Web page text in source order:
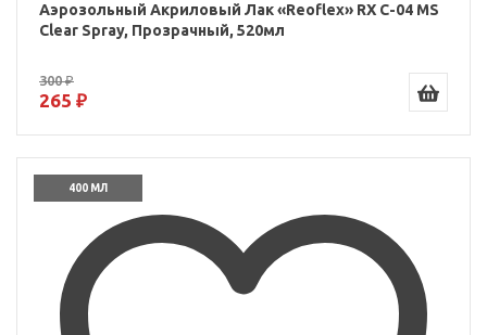
Аэрозольный Акриловый Лак «Reoflex» RX C-04 MS
Clear Spray, Прозрачный, 520мл
300 ₽
265 ₽
400 МЛ